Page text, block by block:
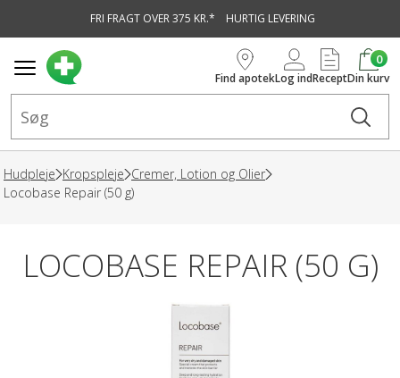
FRI FRAGT OVER 375 KR.* HURTIG LEVERING
Find apotekLog indRecept
0
Din kurv
Hudpleje Kropspleje Cremer, Lotion og Olier
Locobase Repair (50 g)
LOCOBASE REPAIR (50 G)